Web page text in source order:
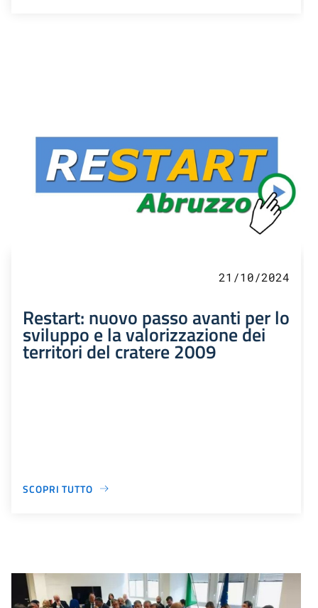
21/10/2024
Restart: nuovo passo avanti per lo
sviluppo e la valorizzazione dei
territori del cratere 2009
SCOPRI TUTTO